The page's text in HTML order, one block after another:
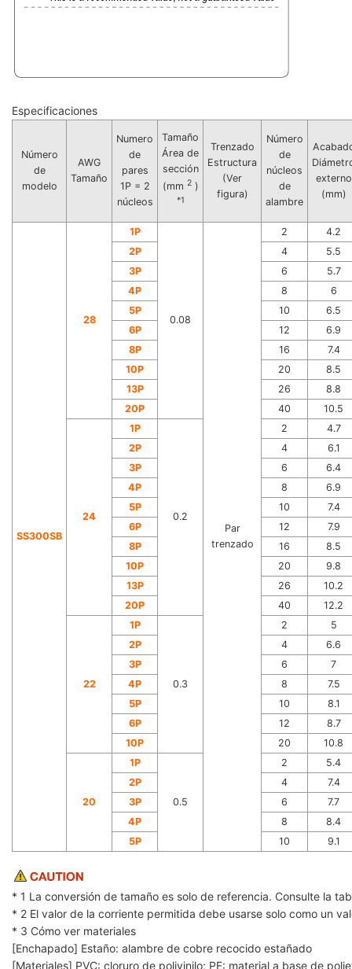
Especificaciones
Número
de
modelo
AWG
Tamaño
Numero
de
pares
1P = 2
núcleos
Tamaño
Área de
sección
(mm 2)
*1
Trenzado
Estructura
(Ver
figura)
Número
de
núcleos
de
alambre
externo
(mm)
SS300SB
28
1P
0.08
Par
trenzado
2
4.2
2P
4
5.5
3P
6
5.7
4P
8
6
5P
10
6.5
6P
12
6.9
8P
16
7.4
10P
20
8.5
13P
26
8.8
20P
40 10.5
24
1P
0.2
2
4.7
2P
4
6.1
3P
6
6.4
4P
8
6.9
5P
10
7.4
6P
12
7.9
8P
16
8.5
10P
20
9.8
13P
26
10.2
20P
40 12.2
22
1P
0.3
2
5
2P
4
6.6
3P
6
7
4P
8
7.5
5P
10
8.1
6P
12
8.7
10P
20 10.8
20
1P
0.5
2
5.4
2P
4
7.4
3P
6
7.7
4P
8
8.4
5P
10 9.1
* 1 La conversión de tamaño es solo de referencia. Consulte la
* 2 El valor de la corriente permitida debe usarse solo como un
* 3 Cómo ver materiales
[Enchapado] Estaño: alambre de cobre recocido estañado
[Materiales] ‌PVC: cloruro de polivinilo; PE: material a base de